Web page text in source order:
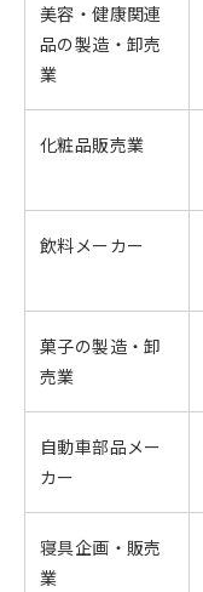
美容・健康関連
品の製造・卸売
業
化粧品販売業
飲料メーカー
菓子の製造・卸
売業
自動車部品メー
カー
寝具企画・販売
業